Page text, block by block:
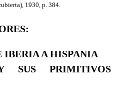
1930, p. 384.
IBERIA A HISPANIA
PRIMITIVOS